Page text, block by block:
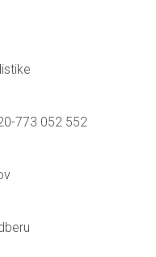
773 052 552